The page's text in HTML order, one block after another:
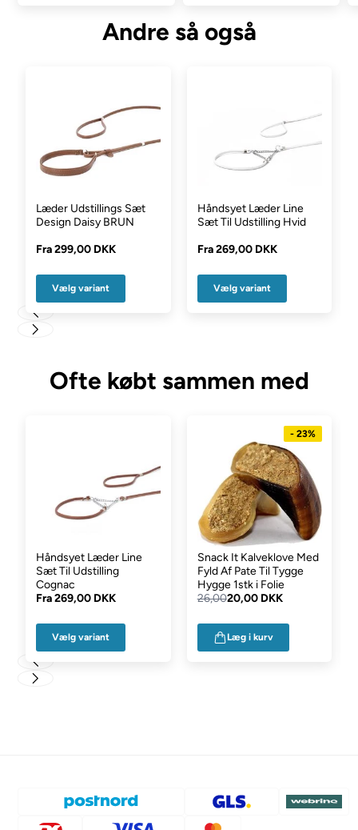
Andre så også
Læder Udstillings Sæt
Design Daisy BRUN
Fra299,00 DKK
Vælg variant
Håndsyet Læder Line
Sæt Til Udstilling Hvid
Fra269,00 DKK
Vælg variant
Ofte købt sammen med
Håndsyet Læder Line
Sæt Til Udstilling
Cognac
Fra269,00 DKK
Vælg variant
- 23%
Snack It Kalveklove Med
Fyld Af Pate Til Tygge
Hygge 1stk i Folie
26,0020,00 DKK
Læg i kurv